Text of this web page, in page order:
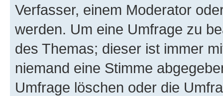
Verfasser, einem Moderator
werden. Um eine Umfrage zu
des Themas; dieser ist immer
niemand eine Stimme
Umfrage löschen oder die